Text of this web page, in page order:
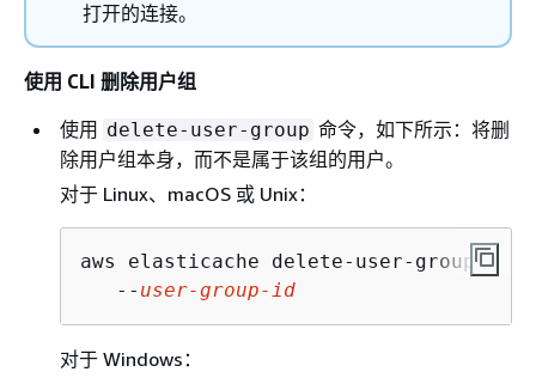
打开的连接。
使用 CLI 删除用户组
使用 delete-user-group 命令，如下所示：将删
除用户组本身，而不是属于该组的用户。
对于 Linux、macOS 或 Unix：
aws elasticache delete-user-group /
   --
user-group-id
对于 Windows：